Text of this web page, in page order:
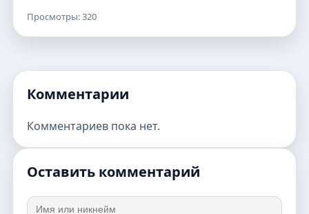
Просмотры: 320
Комментарии
Комментариев пока нет.
Оставить комментарий